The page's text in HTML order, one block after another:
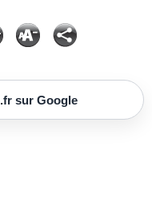
sur Google